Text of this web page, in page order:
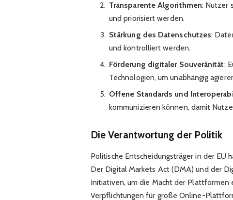
Transparente Algorithmen: Nutzer
und priorisiert werden.
Stärkung des Datenschutzes:
und kontrolliert werden.
Förderung digitaler Souveränität:
Technologien, um unabhängig
Offene Standards und
kommunizieren können, damit
Die Verantwortung der Politik
Politische Entscheidungsträger in der EU
Der Digital Markets Act (DMA) und der
Initiativen, um die Macht der Plattformen
Verpflichtungen für große Online-